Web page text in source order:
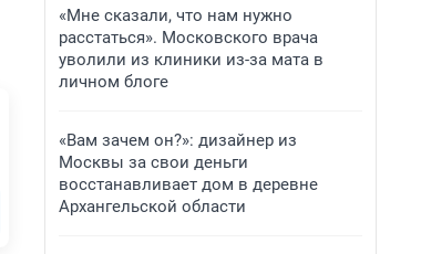
«Мне сказали, что нам нужно
расстаться». Московского врача
уволили из клиники из-за мата в
личном блоге
«Вам зачем он?»: дизайнер из
Москвы за свои деньги
восстанавливает дом в деревне
Архангельской области